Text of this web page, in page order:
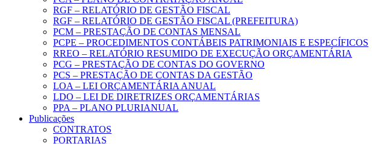
RGF – RELATÓRIO DE GESTÃO FISCAL
RGF – RELATÓRIO DE GESTÃO FISCAL (PREFEITURA)
PCM – PRESTAÇÃO DE CONTAS MENSAL
PCPE – PROCEDIMENTOS CONTÁBEIS PATRIMONIAIS E ESPECÍFICOS
RREO – RELATÓRIO RESUMIDO DE EXECUÇÃO ORÇAMENTÁRIA
PCG – PRESTAÇÃO DE CONTAS DO GOVERNO
PCS – PRESTAÇÃO DE CONTAS DA GESTÃO
LOA – LEI ORÇAMENTÁRIA ANUAL
LDO – LEI DE DIRETRIZES ORÇAMENTÁRIAS
PPA – PLANO PLURIANUAL
Publicações
CONTRATOS
PORTARIAS